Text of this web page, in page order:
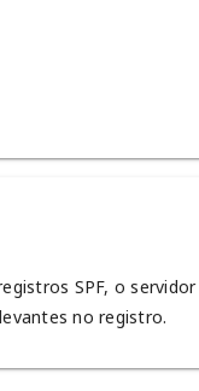
SPF, o
no registro.